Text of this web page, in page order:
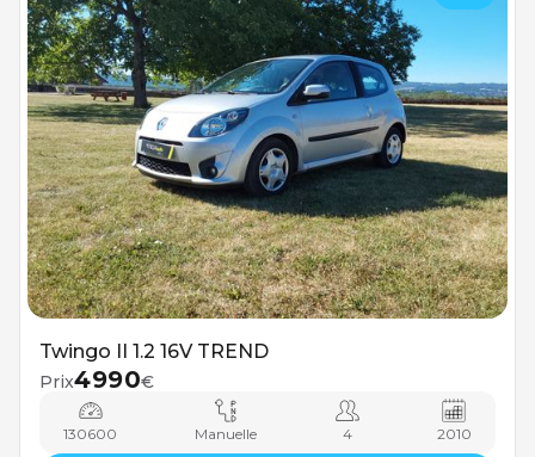
Twingo II 1.2 16V TREND
Prix4990€
130600 Manuelle 4 2010